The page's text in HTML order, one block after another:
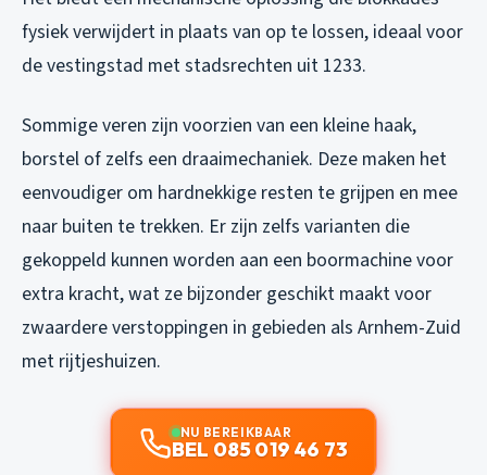
fysiek verwijdert in plaats van op te lossen, ideaal voor
de vestingstad met stadsrechten uit 1233.
Sommige veren zijn voorzien van een kleine haak,
borstel of zelfs een draaimechaniek. Deze maken het
eenvoudiger om hardnekkige resten te grijpen en mee
naar buiten te trekken. Er zijn zelfs varianten die
gekoppeld kunnen worden aan een boormachine voor
extra kracht, wat ze bijzonder geschikt maakt voor
zwaardere verstoppingen in gebieden als Arnhem-Zuid
met rijtjeshuizen.
NU BEREIKBAAR
BEL 085 019 46 73